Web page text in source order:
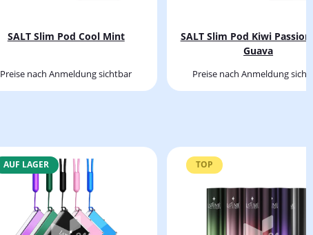
SALT Slim Pod Cool Mint
Preise nach Anmeldung sichtbar
SALT Slim Pod Kiwi
Guava
Preise nach Anmeldung
AUF LAGER TOP